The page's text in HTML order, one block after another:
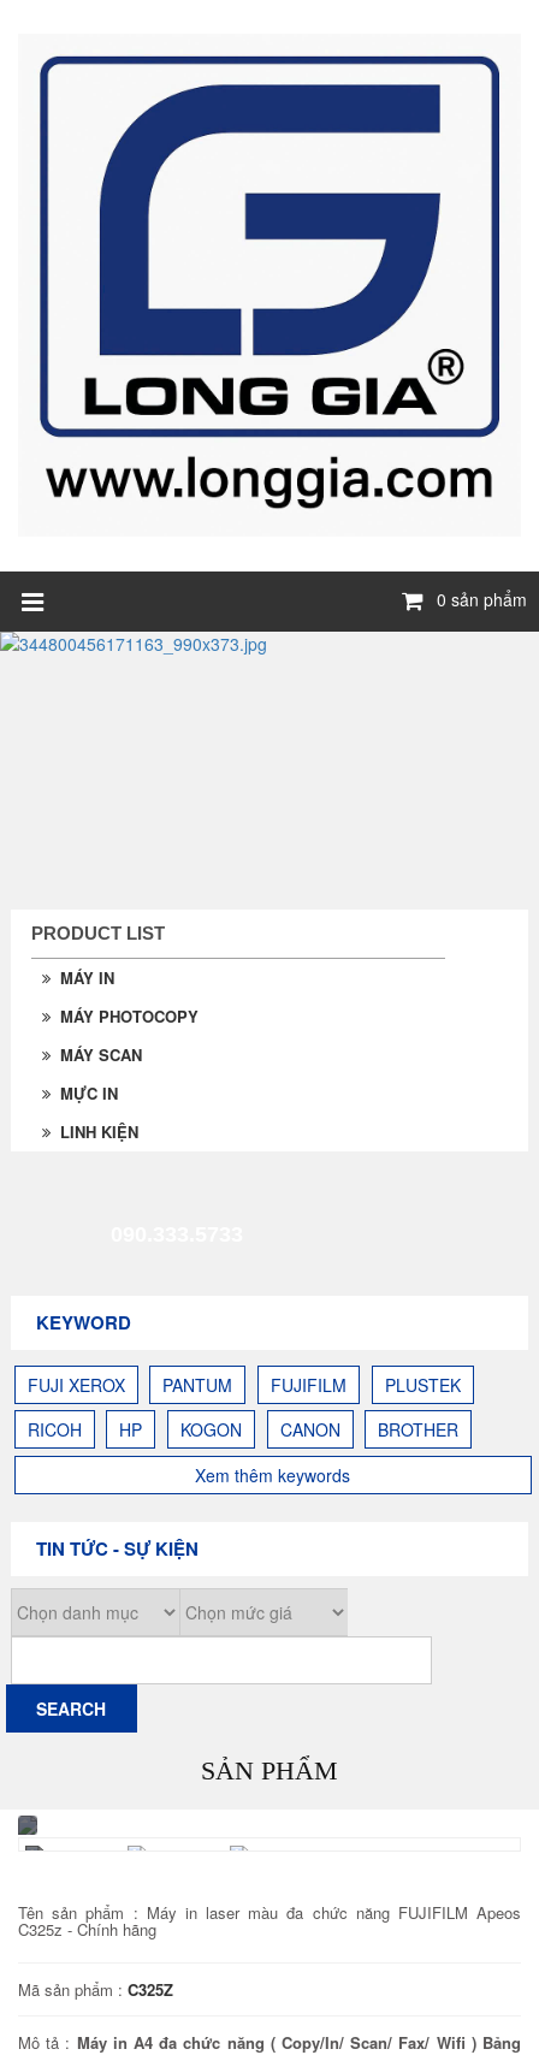
0 sản phẩm
PRODUCT LIST
MÁY IN
MÁY PHOTOCOPY
MÁY SCAN
MỰC IN
LINH KIỆN
KEYWORD
FUJI XEROX PANTUM FUJIFILM
PLUSTEK
RICOH
HP KOGON CANON
BROTHER
Xem thêm keywords
TIN TỨC - SỰ KIỆN
SẢN PHẨM
Tên sản phẩm : Máy in laser màu đa chức năng FUJIFILM Apeos
C325z - Chính hãng
Mã sản phẩm : C325Z
Mô tả : Máy in A4 đa chức năng ( Copy/In/ Scan/ Fax/ Wifi ) Bảng